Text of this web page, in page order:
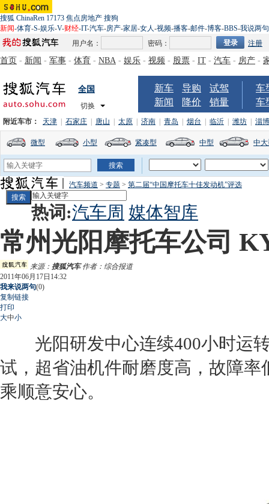
搜狐 ChinaRen 17173 焦点房地产 搜狗
新闻-体育-S-娱乐-V-财经-IT-汽车-房产-家居-女人-视频-播客-邮件-博客-BBS-我说两句
用户名：
密码： 注册
首页 - 新闻 - 军事 - 体育 - NBA - 娱乐 - 视频 - 股票 - IT - 汽车 - 房产 -
全国
切换
新车 导购
试驾
新闻
降价 销量
车
车
附近车市： 天津 石家庄 唐山 太原 济南 青岛 烟台 临沂 潍坊 淄博
微型 小型 紧凑型 中型 中
汽车频道 > 专题 > 第二届“中国摩托车十佳发动机”评选
热词:汽车周 媒体智库
常州光阳摩托车公司
来源： 搜狐汽车作者：综合报道
2011年06月17日14:32
我来说两句(0)
复制链接
打印
大中小
光阳研发中心连续400小时运转
试，超省油机件耐磨度高，故障
乘顺意安心。